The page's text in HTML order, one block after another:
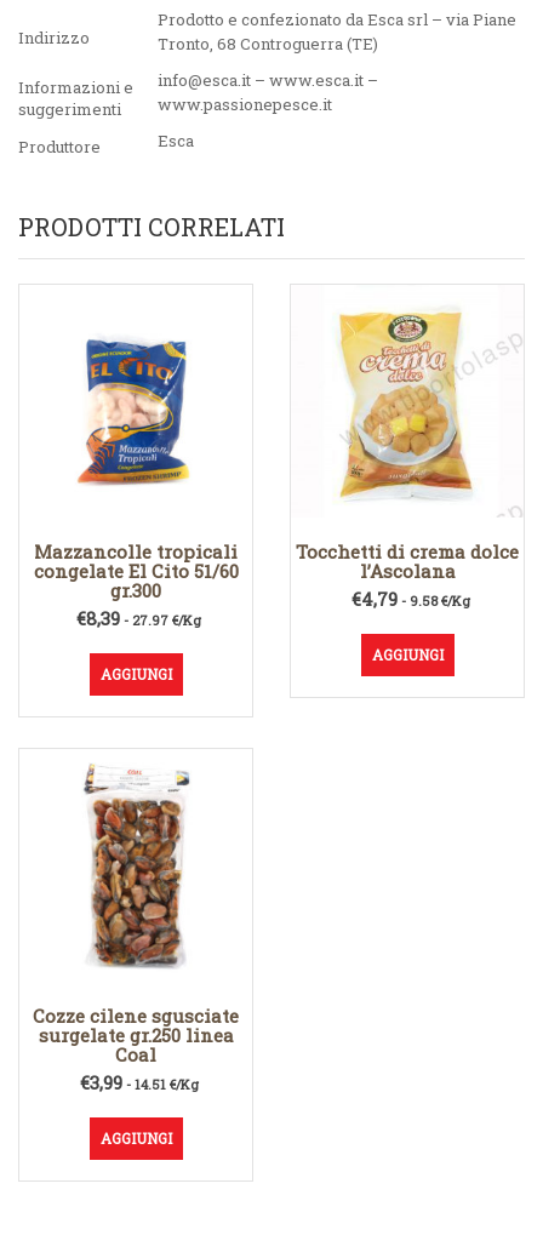
Indirizzo
Prodotto e confezionato da Esca srl – via Piane
Tronto, 68 Controguerra (TE)
Informazioni e
suggerimenti
info@esca.it – www.esca.it –
www.passionepesce.it
Produttore
Esca
PRODOTTI CORRELATI
Mazzancolle tropicali
congelate El Cito 51/60
gr.300
€8,39 - 27.97 €/Kg
AGGIUNGI
Tocchetti di crema dolce
l’Ascolana
€4,79- 9.58 €/Kg
AGGIUNGI
Cozze cilene sgusciate
surgelate gr.250 linea
Coal
€3,99- 14.51 €/Kg
AGGIUNGI